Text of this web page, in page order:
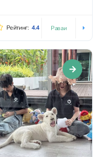
спокойный сад, поэтому
почитать, поработать или
просто отдохнуть. Формат
посадки удобный для
разной погоды: есть
кондиционируемый зал...
Рейтинг: 4.4 Раваи